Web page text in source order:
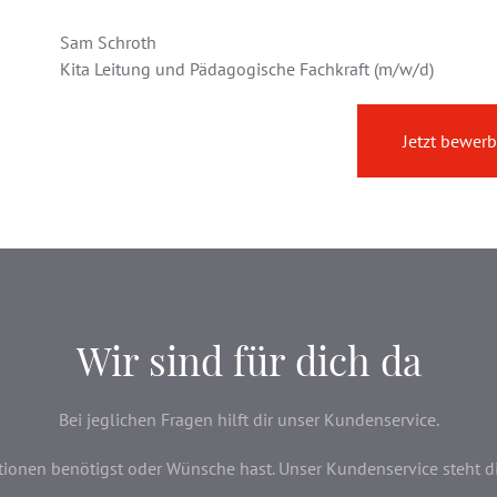
Sam Schroth
Kita Leitung und Pädagogische Fachkraft (m/w/d)
Jetzt
Wir sind für dich da
Bei jeglichen Fragen hilft dir unser Kundenservice.
benötigst oder Wünsche hast. Unser Kundenservice steht